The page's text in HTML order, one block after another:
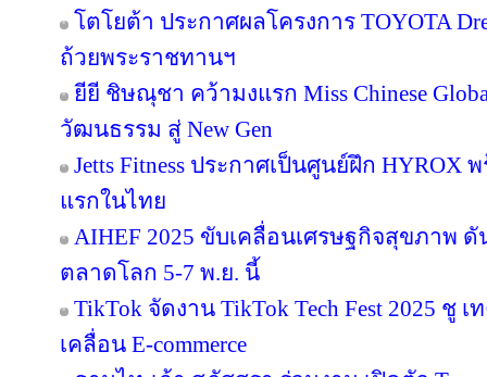
โตโยต้า ประกาศผลโครงการ TOYOTA
ถ้วยพระราชทานฯ
ยียี ชิษณุชา คว้ามงแรก Miss Chinese
วัฒนธรรม สู่ New Gen
Jetts Fitness ประกาศเป็นศูนย์ฝึก HYROX
แรกในไทย
AIHEF 2025 ขับเคลื่อนเศรษฐกิจสุขภาพ
ตลาดโลก 5-7 พ.ย. นี้
TikTok จัดงาน TikTok Tech Fest 2025 ชู
เคลื่อน E-commerce